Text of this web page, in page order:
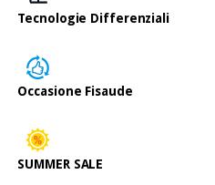
Tecnologie Differenziali
Occasione Fisaude
SUMMER SALE